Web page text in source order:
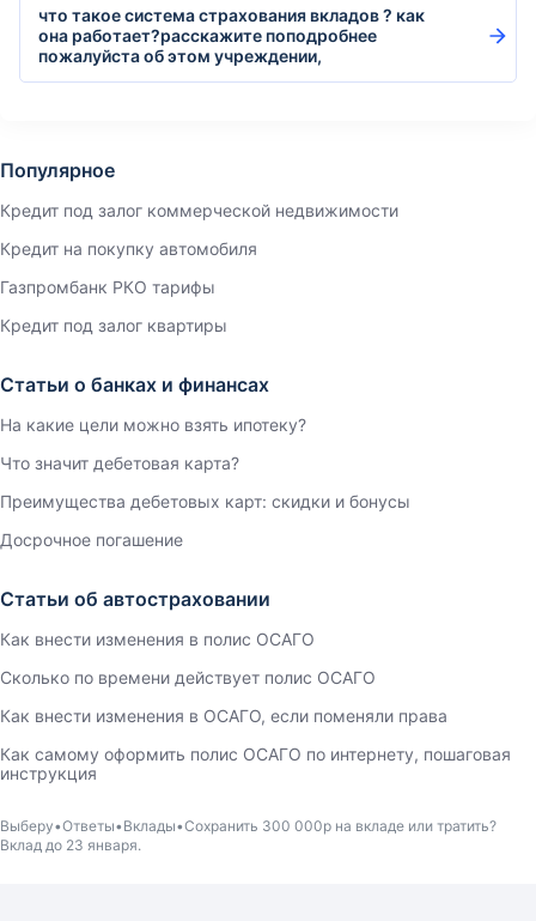
что такое система страхования вкладов ? как
она работает?расскажите поподробнее
пожалуйста об этом учреждении,
Популярное
Кредит под залог коммерческой недвижимости
Кредит на покупку автомобиля
Газпромбанк РКО тарифы
Кредит под залог квартиры
Статьи о банках и финансах
На какие цели можно взять ипотеку?
Что значит дебетовая карта?
Преимущества дебетовых карт: скидки и бонусы
Досрочное погашение
Статьи об автостраховании
Как внести изменения в полис ОСАГО
Сколько по времени действует полис ОСАГО
Как внести изменения в ОСАГО, если поменяли права
Как самому оформить полис ОСАГО по интернету, пошаговая
инструкция
Выберу Ответы Вклады Сохранить 300 000р на вкладе или тратить?
Вклад до 23 января.